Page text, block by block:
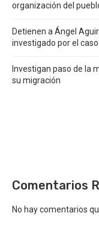
organización del
Detienen a Ángel
investigado por el
Investigan paso de la
su migración
Comentarios
No hay comentarios